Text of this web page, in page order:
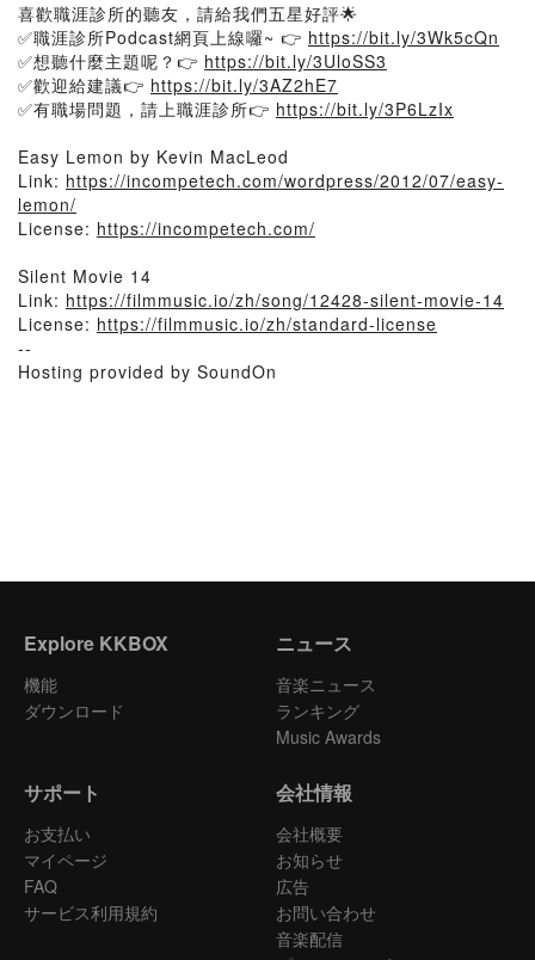
喜歡職涯診所的聽友，請給我們五星好評🌟
✅職涯診所Podcast網頁上線囉~ 👉 https://bit.ly/3Wk5cQn
✅想聽什麼主題呢？👉 https://bit.ly/3UloSS3
✅歡迎給建議👉 https://bit.ly/3AZ2hE7
✅有職場問題，請上職涯診所👉 https://bit.ly/3P6LzIx
Easy Lemon by Kevin MacLeod
Link: https://incompetech.com/wordpress/2012/07/easy-
lemon/
License: https://incompetech.com/
Silent Movie 14
Link: https://filmmusic.io/zh/song/12428-silent-movie-14
License: https://filmmusic.io/zh/standard-license
--
Hosting provided by SoundOn
Explore KKBOX
機能
ダウンロード
ニュース
音楽ニュース
ランキング
Music Awards
サポート
お支払い
マイページ
FAQ
サービス利用規約
会社情報
会社概要
お知らせ
広告
お問い合わせ
音楽配信